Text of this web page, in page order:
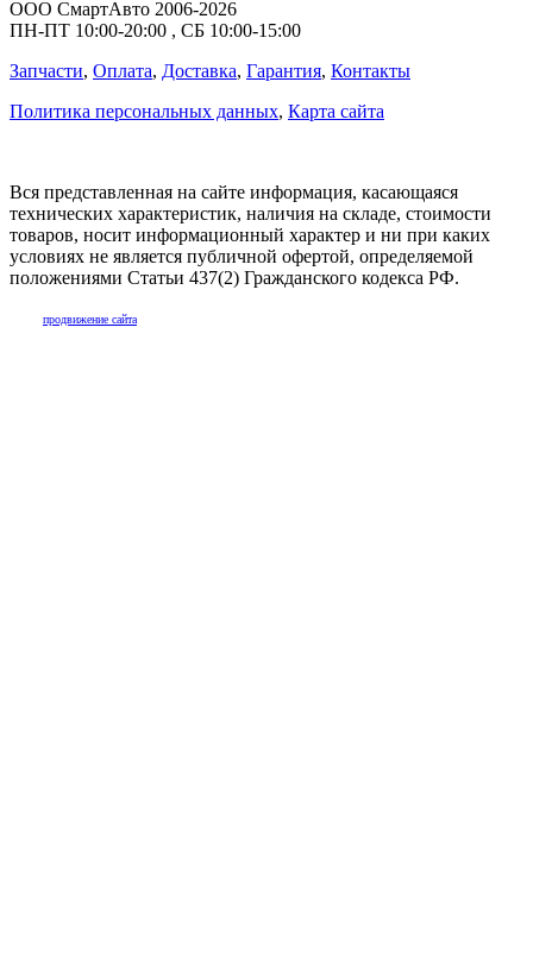
ООО СмартАвто 2006-2026
ПН-ПТ 10:00-20:00 , СБ 10:00-15:00
Запчасти, Оплата, Доставка, Гарантия, Контакты
Политика персональных данных, Карта сайта
Вся представленная на сайте информация, касающаяся
технических характеристик, наличия на складе, стоимости
товаров, носит информационный характер и ни при каких
условиях не является публичной офертой, определяемой
положениями Статьи 437(2) Гражданского кодекса РФ.
продвижение сайта